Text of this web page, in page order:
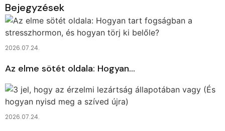
Bejegyzések
2026.07.24.
Az elme sötét oldala: Hogyan…
2026.07.24.